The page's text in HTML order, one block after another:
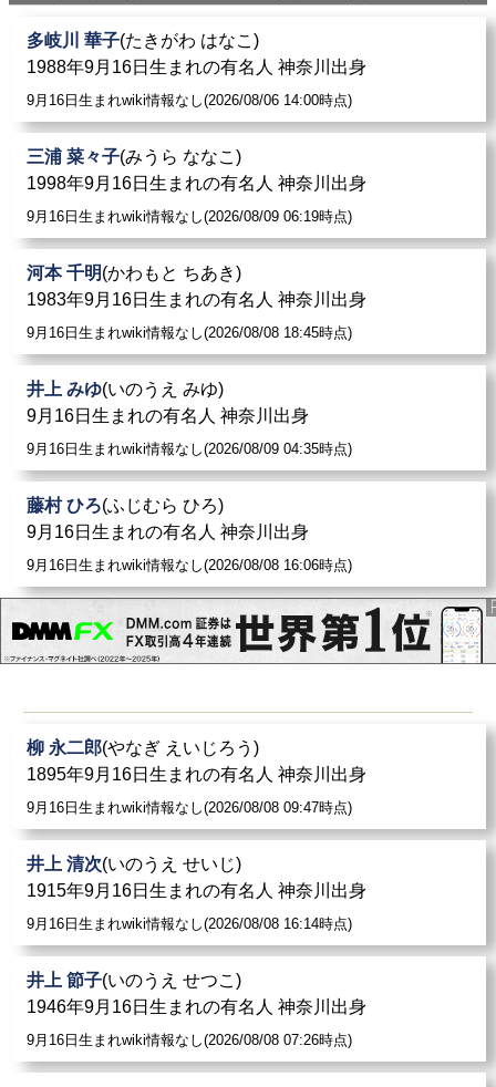
多岐川 華子(たきがわ はなこ)
1988年9月16日生まれの有名人 神奈川出身
9月16日生まれwiki情報なし(2026/08/06 14:00時点)
三浦 菜々子(みうら ななこ)
1998年9月16日生まれの有名人 神奈川出身
9月16日生まれwiki情報なし(2026/08/09 06:19時点)
河本 千明(かわもと ちあき)
1983年9月16日生まれの有名人 神奈川出身
9月16日生まれwiki情報なし(2026/08/08 18:45時点)
井上 みゆ(いのうえ みゆ)
9月16日生まれの有名人 神奈川出身
9月16日生まれwiki情報なし(2026/08/09 04:35時点)
藤村 ひろ(ふじむら ひろ)
9月16日生まれの有名人 神奈川出身
9月16日生まれwiki情報なし(2026/08/08 16:06時点)
柳 永二郎(やなぎ えいじろう)
1895年9月16日生まれの有名人 神奈川出身
9月16日生まれwiki情報なし(2026/08/08 09:47時点)
井上 清次(いのうえ せいじ)
1915年9月16日生まれの有名人 神奈川出身
9月16日生まれwiki情報なし(2026/08/08 16:14時点)
井上 節子(いのうえ せつこ)
1946年9月16日生まれの有名人 神奈川出身
9月16日生まれwiki情報なし(2026/08/08 07:26時点)